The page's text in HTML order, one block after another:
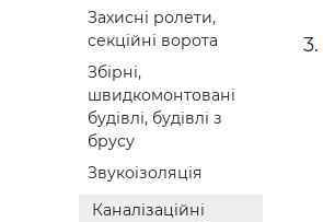
Захисні ролети,
секційні ворота
Збірні,
швидкомонтовані
будівлі, будівлі з
брусу
Звукоізоляція
Каналізаційні